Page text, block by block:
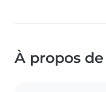
À propos